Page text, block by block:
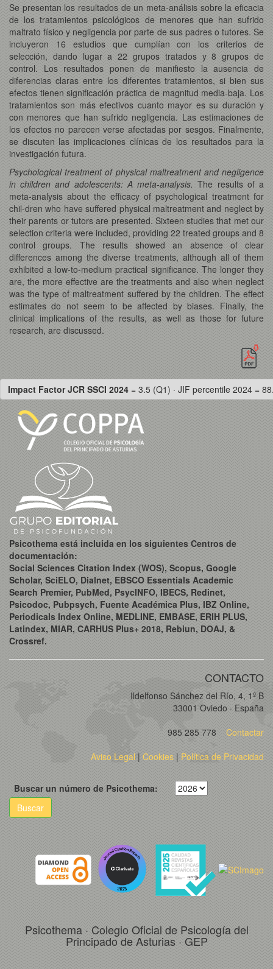
Se presentan los resultados de un meta-análisis sobre la eficacia
de los tratamientos psicológicos de menores que han sufrido
maltrato físico y negligencia por parte de sus padres o tutores. Se
incluyeron 16 estudios que cumplían con los criterios de
selección, dando lugar a 22 grupos tratados y 8 grupos de
control. Los resultados ponen de manifiesto la ausencia de
diferencias claras entre los diferentes tratamientos, si bien sus
efectos tienen significación práctica de magnitud media-baja. Los
tratamientos son más efectivos cuanto mayor es su duración y
con menores que han sufrido negligencia. Las estimaciones de
los efectos no parecen verse afectadas por sesgos. Finalmente,
se discuten las implicaciones clínicas de los resultados para la
investigación futura.
Psychological treatment of physical maltreatment and negligence
in children and adolescents: A meta-analysis.The results of a
meta-analysis about the efficacy of psychological treatment for
chil-dren who have suffered physical maltreatment and neglect by
their parents or tutors are presented. Sixteen studies that met our
selection criteria were included, providing 22 treated groups and 8
control groups. The results showed an absence of clear
differences among the diverse treatments, although all of them
exhibited a low-to-medium practical significance. The longer they
are, the more effective are the treatments and also when neglect
was the type of maltreatment suffered by the children. The effect
estimates do not seem to be affected by biases. Finally, the
clinical implications of the results, as well as those for future
research, are discussed.
Impact Factor JCR SSCI 2024 = 3.5 (Q1) · JIF percentile 2024 =
Psicothema está incluida en los siguientes Centros de
documentación:
Social Sciences Citation Index (WOS), Scopus, Google
Scholar, SciELO, Dialnet, EBSCO Essentials Academic
Search Premier, PubMed, PsycINFO, IBECS, Redinet,
Psicodoc, Pubpsych, Fuente Académica Plus, IBZ Online,
Periodicals Index Online, MEDLINE, EMBASE, ERIH PLUS,
Latindex, MIAR, CARHUS Plus+ 2018, Rebiun, DOAJ, &
Crossref.
CONTACTO
Ildelfonso Sánchez del Río, 4, 1º B
33001 Oviedo · España
985 285 778
Contactar
Aviso Legal| Cookies | Política de Privacidad
Buscar un número de Psicothema:
Buscar
Psicothema · Colegio Oficial de Psicología del
Principado de Asturias · GEP